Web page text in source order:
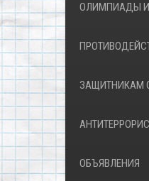
ОЛИМПИАДЫ
ЗАЩИТНИКАМ
ОБЪЯВЛЕНИЯ